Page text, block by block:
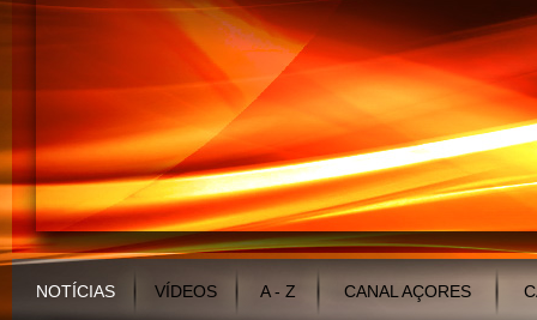
NOTÍCIAS VÍDEOS A - Z CANAL AÇORES